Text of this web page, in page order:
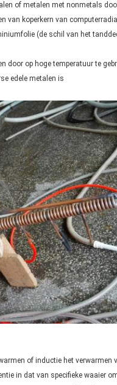
of metalen met nonmetals
koperkern van
(de schil van het
op hoge temperatuur te
edele metalen is
of inductie het verwarmen
in dat van specifieke waaier